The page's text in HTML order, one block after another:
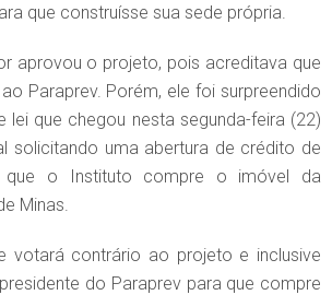
que construísse sua sede própria.
aprovou o projeto, pois acreditava que
Paraprev. Porém, ele foi surpreendido
que chegou nesta segunda-feira (22)
solicitando uma abertura de crédito de
o Instituto compre o imóvel da
Minas.
votará contrário ao projeto e inclusive
do Paraprev para que compre